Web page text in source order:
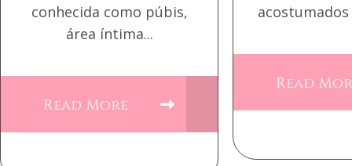
conhecida como púbis,
área íntima...
Read More
acostumados
Read